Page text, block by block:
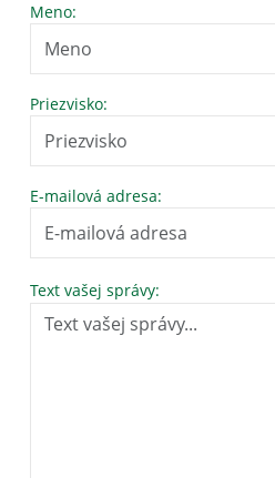
Meno:
Priezvisko:
E-mailová adresa:
Text vašej správy: